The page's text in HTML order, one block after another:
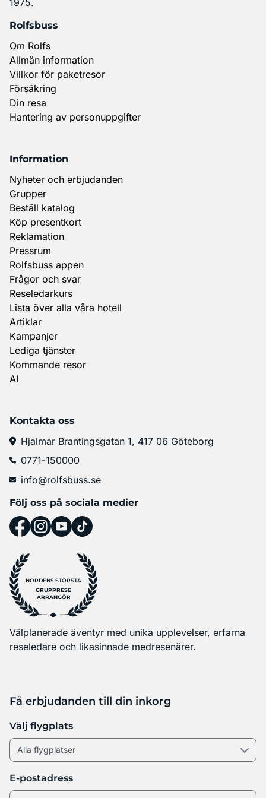
Rolfsbuss
Om Rolfs
Allmän information
Villkor för paketresor
Försäkring
Din resa
Hantering av personuppgifter
Information
Nyheter och erbjudanden
Grupper
Beställ katalog
Köp presentkort
Reklamation
Pressrum
Rolfsbuss appen
Frågor och svar
Reseledarkurs
Lista över alla våra hotell
Artiklar
Kampanjer
Lediga tjänster
Kommande resor
AI
Kontakta oss
Hjalmar Brantingsgatan 1, 417 06 Göteborg
0771-150000
info@rolfsbuss.se
Följ oss på sociala medier
NORDENS STÖRSTA
GRUPPRESE
ARRANGÖR
Välplanerade äventyr med unika upplevelser, erfarna
reseledare och likasinnade medresenärer.
Få erbjudanden till din inkorg
Välj flygplats
E-postadress